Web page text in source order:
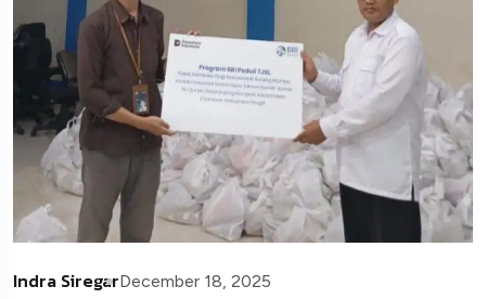
Indra SiregarDecember 18, 2025